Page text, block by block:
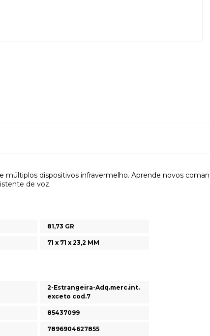
múltiplos dispositivos infravermelho. Aprende novos
de voz.
81,73 GR
71 x 71 x 23,2 MM
2-Estrangeira-Adq.merc.int.
exceto cod.7
85437099
7896904627855